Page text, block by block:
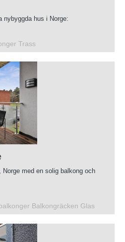
nybyggda hus i Norge:
Trass
med en solig balkong och
Balkongräcken Glas